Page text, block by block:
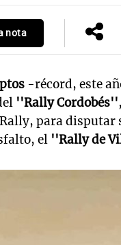
nota
-récord, este
''Rally Cordobés''
para disputar
el ''Rally de